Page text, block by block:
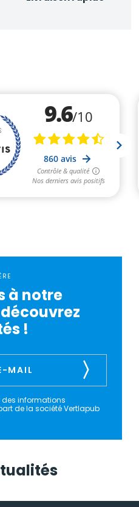
à notre
!
des informations
de la société Vertlapub